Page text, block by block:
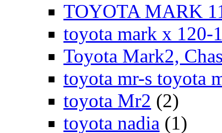
TOYOTA MARK
toyota mark x 120-
Toyota Mark2,
toyota mr-s toyota
toyota Mr2 (2)
toyota nadia (1)